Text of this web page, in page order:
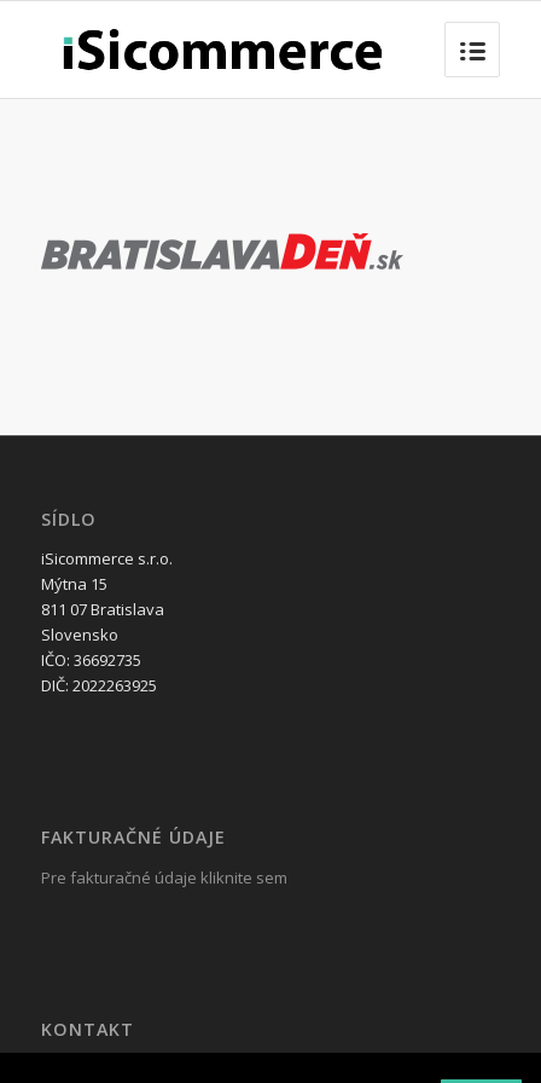
SÍDLO
iSicommerce s.r.o.
Mýtna 15
811 07 Bratislava
Slovensko
IČO: 36692735
DIČ: 2022263925
FAKTURAČNÉ ÚDAJE
Pre fakturačné údaje kliknite sem
KONTAKT